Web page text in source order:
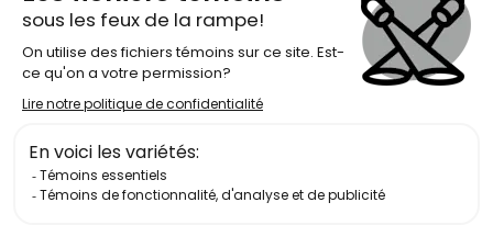
Conditions générales d’utilisation
Politique EDIA